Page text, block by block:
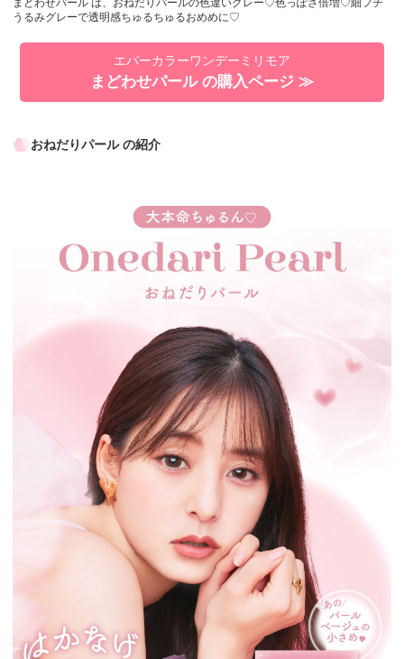
うるみグレーで透明感ちゅるちゅるおめめに♡
エバーカラーワンデーミリモア
まどわせパール の購入ページ ≫
おねだりパール の紹介